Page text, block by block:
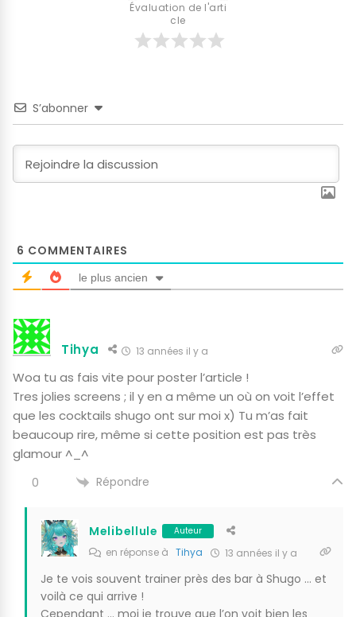
Évaluation de l'arti
cle
S’abonner
6 COMMENTAIRES
le plus ancien
Tihya 13 années il y a
Woa tu as fais vite pour poster l’article !
Tres jolies screens ; il y en a même un où on voit l’effet
que les cocktails shugo ont sur moi x) Tu m’as fait
beaucoup rire, même si cette position est pas très
glamour ^_^
0 Répondre
Melibellule Auteur
en réponse à Tihya 13 années il y a
Je te vois souvent trainer près des bar à Shugo … et
voilà ce qui arrive !